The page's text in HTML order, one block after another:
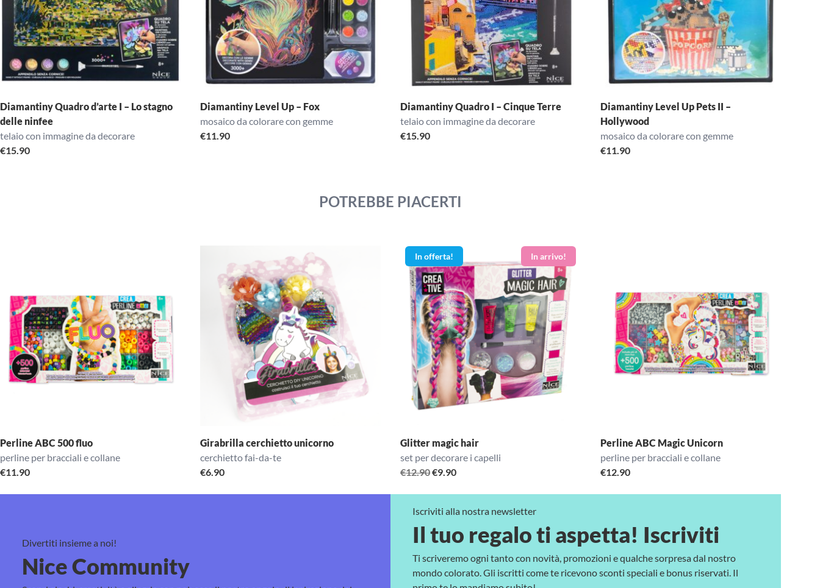
Diamantiny Quadro d’arte I – Lo stagno
delle ninfee
telaio con immagine da decorare
€15.90
Diamantiny Level Up – Fox
mosaico da colorare con gemme
€11.90
Diamantiny Quadro I – Cinque Terre
telaio con immagine da decorare
€15.90
Diamantiny Level Up Pets II –
Hollywood
mosaico da colorare con gemme
€11.90
POTREBBE PIACERTI
Perline ABC 500 fluo
perline per bracciali e collane
€11.90
Girabrilla cerchietto unicorno
cerchietto fai-da-te
€6.90
In offerta!
Glitter magic hair
set per decorare i capelli
€12.90Il
era:
€12.90.
€9.90Il
è:
€9.90.
Perline ABC Magic Unicorn
perline per bracciali e collane
€12.90
Divertiti insieme a noi!
Nice Community
Iscriviti alla nostra newsletter
Il tuo regalo ti aspetta! Iscriviti
Ti scriveremo ogni tanto con novità, promozioni e qualche sorpresa dal nostro
mondo colorato. Gli iscritti come te ricevono sconti speciali e bonus riservati. Il